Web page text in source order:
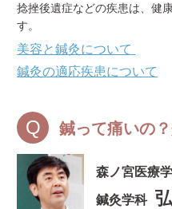
捻挫後遺症などの疾患は、健
す。
美容と鍼灸について
鍼灸の適応疾患について
鍼って痛いの
森ノ宮医療
鍼灸学科